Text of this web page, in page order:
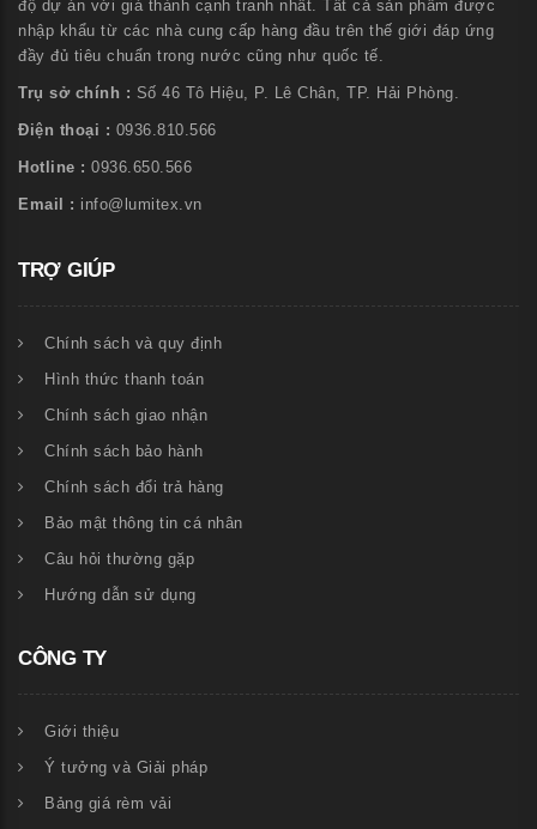
độ dự án với giá thành cạnh tranh nhất. Tất cả sản phẩm được
nhập khẩu từ các nhà cung cấp hàng đầu trên thế giới đáp ứng
đầy đủ tiêu chuẩn trong nước cũng như quốc tế.
Trụ sở chính : Số 46 Tô Hiệu, P. Lê Chân, TP. Hải Phòng.
Điện thoại : 0936.810.566
Hotline : 0936.650.566
Email : info@lumitex.vn
TRỢ GIÚP
Chính sách và quy định
Hình thức thanh toán
Chính sách giao nhận
Chính sách bảo hành
Chính sách đổi trả hàng
Bảo mật thông tin cá nhân
Câu hỏi thường gặp
Hướng dẫn sử dụng
CÔNG TY
Giới thiệu
Ý tưởng và Giải pháp
Bảng giá rèm vải